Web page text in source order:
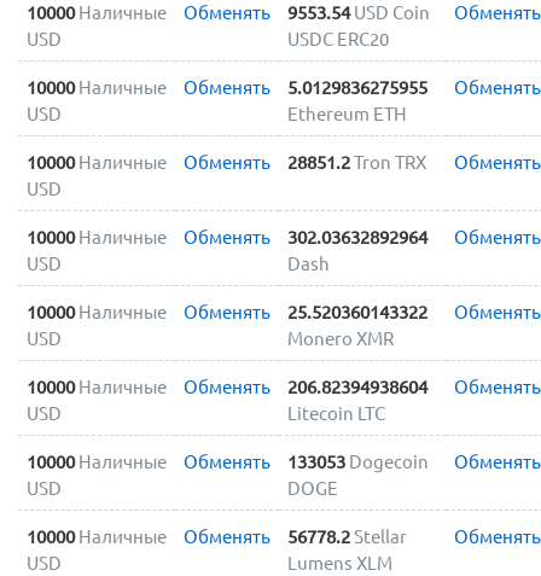
10000 Наличные
USD
Обменять 9553.54 USD Coin
USDC ERC20
Обменять
10000 Наличные
USD
Обменять
5.0129836275955
Ethereum ETH
Обменять
10000 Наличные
USD
Обменять 28851.2Tron TRX Обменять
10000 Наличные
USD
Обменять
302.03632892964
Dash
Обменять
10000 Наличные
USD
Обменять
25.520360143322
Monero XMR
Обменять
10000 Наличные
USD
Обменять
206.82394938604
Litecoin LTC
Обменять
10000 Наличные
USD
Обменять 133053 Dogecoin
DOGE
Обменять
10000 Наличные
USD
Обменять 56778.2Stellar
Lumens XLM
Обменять